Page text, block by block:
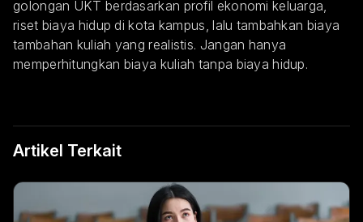
golongan UKT berdasarkan profil ekonomi keluarga,
riset biaya hidup di kota kampus, lalu tambahkan biaya
tambahan kuliah yang realistis. Jangan hanya
memperhitungkan biaya kuliah tanpa biaya hidup.
Artikel Terkait